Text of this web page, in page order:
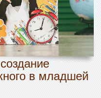
в младшей